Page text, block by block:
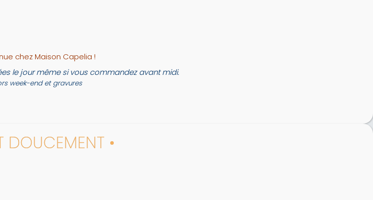
chez Maison Capelia !
le jour même si vous commandez avant midi.
week-end et gravures
DOUCEMENT •